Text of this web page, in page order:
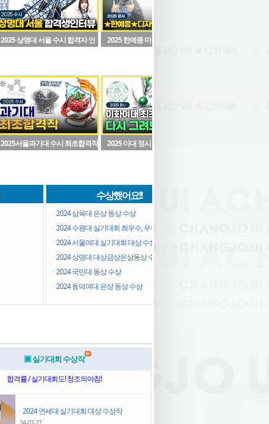
2025 상명대 서울 수시 합격자 인
2025 한예종 미술원 디자인과 최
2025서울과기대 수시 최초합격작
2025 이대 정시 최조합격작 다시
수상했어요!!
ㆍ 2024 삼육대 은상 동상 수상
ㆍ 2024 수원대 실기대회 최우수, 우수상..
ㆍ 2024 서울여대 실기대회 대상 수상
ㆍ 2024 상명대 대상금상은상동상 수상
ㆍ 2024 국민대 동상 수상
ㆍ 2024 동덕여대 은상 동상 수상
▣ 실기대회 수상작
합격률 / 실기대회도! 창조의아침!
ㆍ 2024 연세대 실기대회 대상 수상작